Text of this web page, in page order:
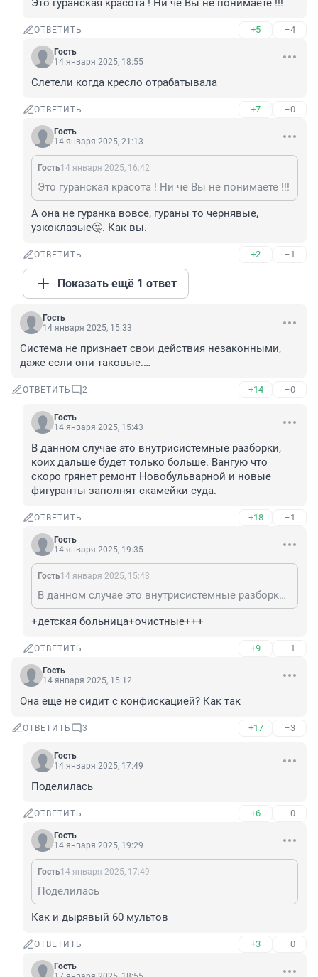
Это гуранская красота ! Ни че Вы не понимаете !!!
ОТВЕТИТЬ +5 –4
Гость
14 января 2025, 18:55
Слетели когда кресло отрабатывала
ОТВЕТИТЬ +7 –0
Гость
14 января 2025, 21:13
Гость14 января 2025, 16:42
Это гуранская красота ! Ни че Вы не понимаете !!!
А она не гуранка вовсе, гураны то чернявые,
узкоклазые🤔. Как вы.
ОТВЕТИТЬ +2 –1
Показать ещё 1 ответ
Гость
14 января 2025, 15:33
Система не признает свои действия незаконными,
даже если они таковые.…
ОТВЕТИТЬ 2 +14 –0
Гость
14 января 2025, 15:43
В данном случае это внутрисистемные разборки,
коих дальше будет только больше. Вангую что
скоро грянет ремонт Новобульварной и новые
фигуранты заполнят скамейки суда.
ОТВЕТИТЬ +18 –1
Гость
14 января 2025, 19:35
Гость14 января 2025, 15:43
В данном случае это внутрисистемные разборки, коих дальше будет только больше. Вангую что скоро грянет ремонт Новобульварной и новые фигуранты заполнят скамейки суда.
+детская больница+очистные+++
ОТВЕТИТЬ +9 –1
Гость
14 января 2025, 15:12
Она еще не сидит с конфискацией? Как так
ОТВЕТИТЬ 3 +17 –3
Гость
14 января 2025, 17:49
Поделилась
ОТВЕТИТЬ +6 –0
Гость
14 января 2025, 19:29
Гость14 января 2025, 17:49
Поделилась
Как и дырявый 60 мультов
ОТВЕТИТЬ +3 –0
Гость